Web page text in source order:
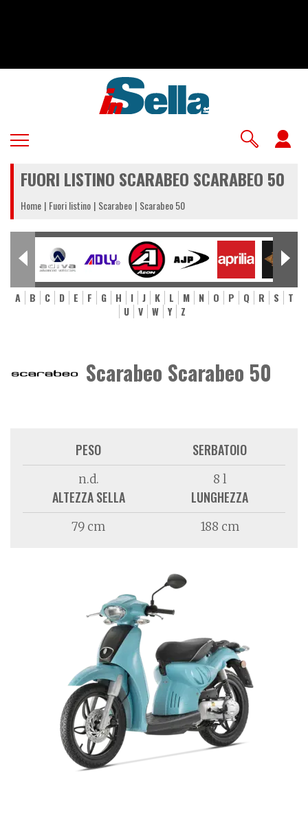
FUORI LISTINO SCARABEO SCARABEO 50
Home Fuori listino Scarabeo Scarabeo 50
A B C D E F G H I J K L M N O P Q R S
T
U
V W Y Z
Scarabeo Scarabeo 50
PESO
n.d.
SERBATOIO
8 l
ALTEZZA SELLA
79 cm
LUNGHEZZA
188 cm